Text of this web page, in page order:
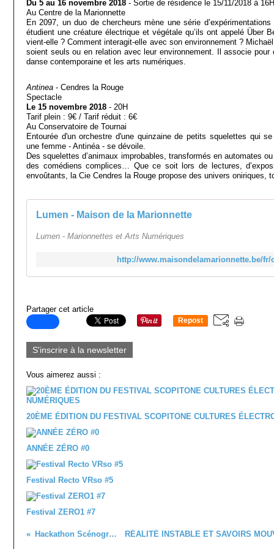
Du 5 au 16 novembre 2018 - Sortie de résidence le 15/11/2018 à
Au Centre de la Marionnette
En 2097, un duo de chercheurs mène une série
étudient une créature électrique et végétale qu’ils ont appelé Über
vient-elle ? Comment interagit-elle avec son environnement ?
soient seuls ou en relation avec leur environnement. Il associe
danse contemporaine et les arts numériques.
Antinea - Cendres la Rouge
Spectacle
Le 15 novembre 2018 - 20H
Tarif plein : 9€ / Tarif réduit : 6€
Au Conservatoire de Tournai
Entourée d'un orchestre d'une quinzaine de petits squelettes qui
une femme - Antinéa - se dévoile.
Des squelettes d’animaux improbables, transformés en automates
des comédiens complices… Que ce soit lors de lectures,
envoûtants, la Cie Cendres la Rouge propose des univers oniriques,
Lumen - Maison de la Marionnette
Lumen - Marionnettes et Arts Numériques
http://www.maisondelamarionnette.be/fr/
Partager cet article
Repost
S'inscrire à la newsletter
Vous aimerez aussi :
20ÈME ÉDITION DU FESTIVAL SCOPITONE CULTURES
ANNÉE ZÉRO #0
Festival Recto VRso #5
Festival ZERO1 #7
Hackathon Scénographie #1